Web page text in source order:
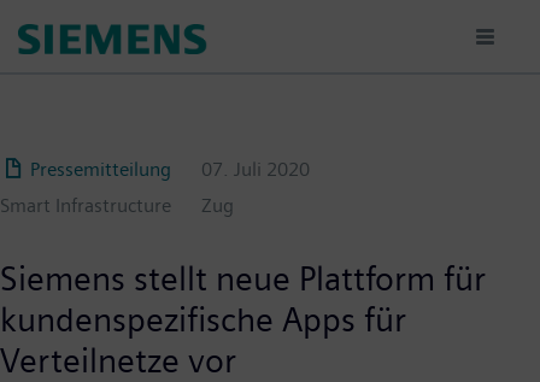
para
Pressemitteilung
07. Juli 2020
Smart Infrastructure
Zug
Siemens stellt neue Plattform für
kundenspezifische Apps für
Verteilnetze vor